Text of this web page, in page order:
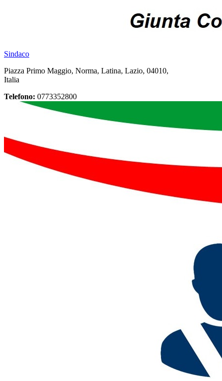
Sindaco
Piazza Primo Maggio, Norma, Latina, Lazio, 04010,
Italia
Telefono: 0773352800